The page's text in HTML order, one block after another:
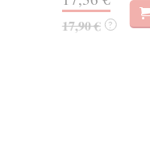
17,90 € ?